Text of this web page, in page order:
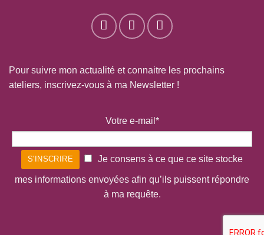
Pour suivre mon actualité et connaitre les prochains
ateliers, inscrivez-vous à ma Newsletter !
Votre e-mail*
Je consens à ce que ce site stocke
mes informations envoyées afin qu’ils puissent répondre
à ma requête.